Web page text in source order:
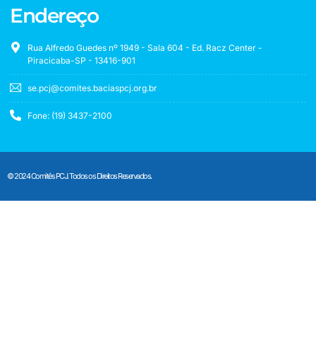
Endereço
Rua Alfredo Guedes nº 1949 - Sala 604 - Ed. Racz Center -
Piracicaba-SP - 13416-901
se.pcj@comites.baciaspcj.org.br
Fone: (19) 3437-2100
© 2024 Comitês PCJ. Todos os Direitos Reservados.